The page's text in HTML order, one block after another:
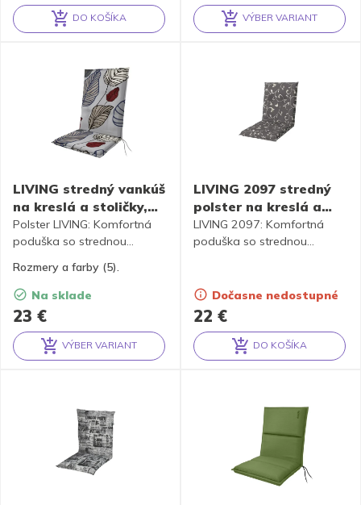
DO KOŠÍKA VÝBER VARIANT
LIVING stredný vankúš
na kreslá a stoličky,
48x110x6 cm
23 €
Polster LIVING: Komfortná
poduška so strednou
Rozmery a farby (5).
Na sklade
VÝBER VARIANT
LIVING 2097 stredný
polster na kreslá a
stoličky so zipsom,
48x110x6 cm
22 €
LIVING 2097: Komfortná
poduška so strednou
Dočasne nedostupné
DO KOŠÍKA